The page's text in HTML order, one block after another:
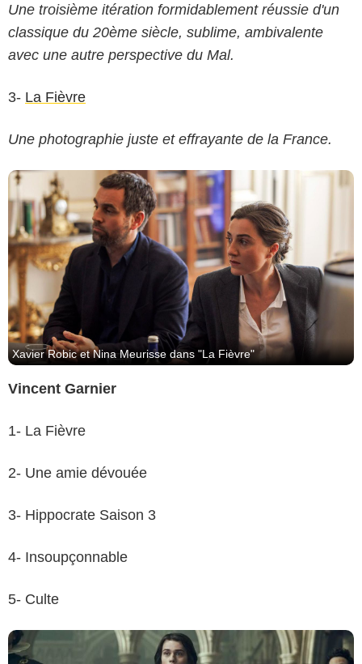
Une troisième itération formidablement réussie d'un
classique du 20ème siècle, sublime, ambivalente
avec une autre perspective du Mal.
3- La Fièvre
Une photographie juste et effrayante de la France.
Xavier Robic et Nina Meurisse dans "La Fièvre"
Vincent Garnier
1- La Fièvre
2- Une amie dévouée
3- Hippocrate Saison 3
4- Insoupçonnable
5- Culte